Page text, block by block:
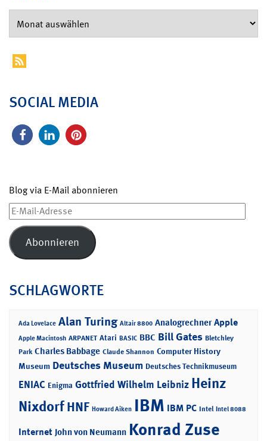
SOCIAL MEDIA
Blog via E-Mail abonnieren
E-
Mail-
Adresse
Abonnieren
SCHLAGWORTE
Ada Lovelace Alan Turing Altair 8800 Analogrechner Apple
Apple Macintosh ARPANET Atari BASIC BBC Bill Gates Bletchley
Park Charles Babbage Claude Shannon Computer History
Museum Deutsches Museum Deutsches Technikmuseum
ENIAC Enigma Gottfried Wilhelm Leibniz Heinz
NixdorfHNF Howard Aiken IBM IBM PC Intel Intel 8088
Internet John von Neumann Konrad Zuse